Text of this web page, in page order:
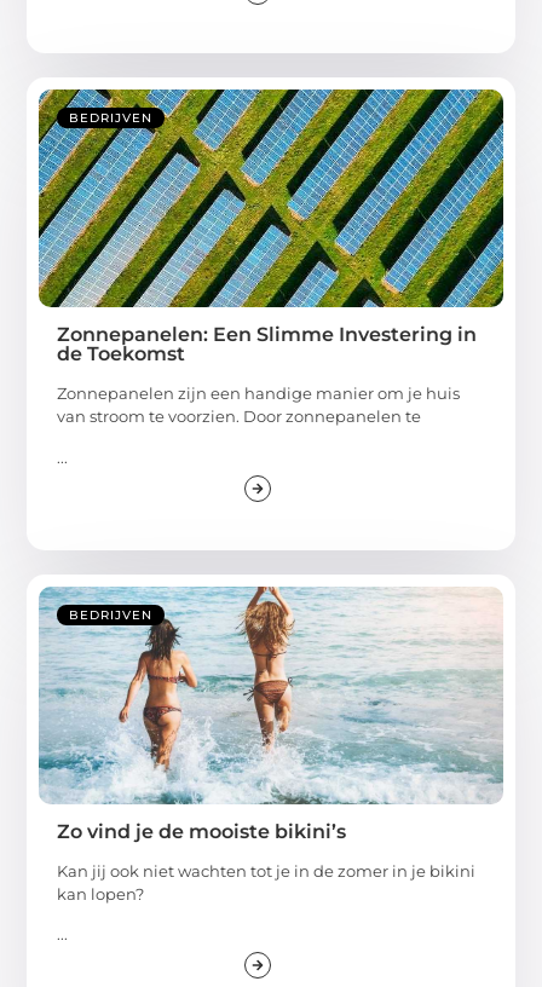
BEDRIJVEN
Zonnepanelen: Een Slimme Investering in
de Toekomst
Zonnepanelen zijn een handige manier om je huis
van stroom te voorzien. Door zonnepanelen te
...
BEDRIJVEN
Zo vind je de mooiste bikini’s
Kan jij ook niet wachten tot je in de zomer in je bikini
kan lopen?
...